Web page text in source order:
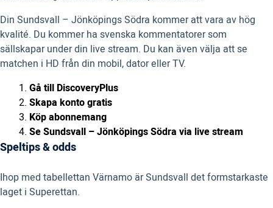
Din Sundsvall – Jönköpings Södra kommer att vara av hög
kvalité. Du kommer ha svenska kommentatorer som
sällskapar under din live stream. Du kan även välja att se
matchen i HD från din mobil, dator eller TV.
Gå till DiscoveryPlus
Skapa konto gratis
Köp abonnemang
Se Sundsvall – Jönköpings Södra via live stream
Speltips & odds
Ihop med tabellettan Värnamo är Sundsvall det formstarkaste
laget i Superettan.